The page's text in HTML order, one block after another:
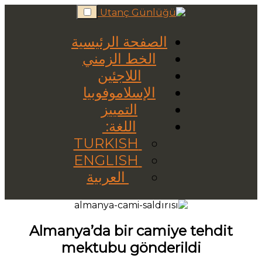
Skip
to
الصفحة الرئيسية
الخط الزمني
اللاجئين
الإسلاموفوبيا
التمييز
اللغة:
العربية
Almanya’da bir camiye tehdit
mektubu gönderildi